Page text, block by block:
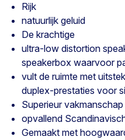
Rijk
natuurlijk geluid
De krachtige
ultra-low distortion
speakerbox waarvoor
vult de ruimte met
duplex-prestaties voor
Superieur vakmanschap
opvallend
Gemaakt met